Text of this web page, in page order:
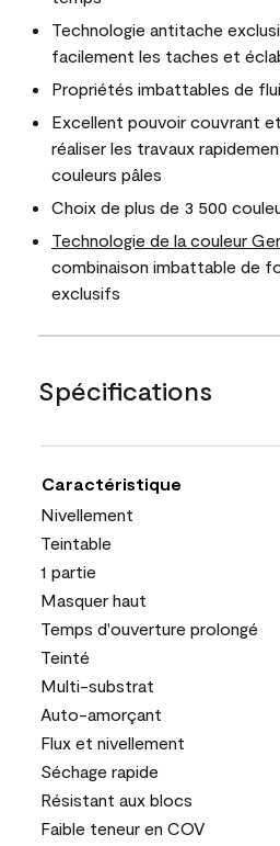
Technologie antitache
facilement les taches et
Propriétés imbattables de
Excellent pouvoir couvrant
réaliser les travaux
couleurs pâles
Choix de plus de 3 500
Technologie de la couleur
combinaison imbattable de
exclusifs
Spécifications
Caractéristique
Nivellement
Teintable
1 partie
Masquer haut
Temps d'ouverture prolongé
Teinté
Multi-substrat
Auto-amorçant
Flux et nivellement
Séchage rapide
Résistant aux blocs
Faible teneur en COV